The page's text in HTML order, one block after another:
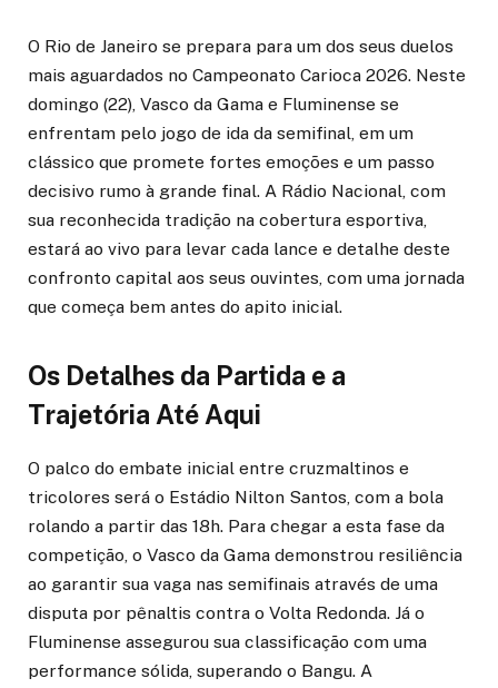
O Rio de Janeiro se prepara para um dos seus duelos
mais aguardados no Campeonato Carioca 2026. Neste
domingo (22), Vasco da Gama e Fluminense se
enfrentam pelo jogo de ida da semifinal, em um
clássico que promete fortes emoções e um passo
decisivo rumo à grande final. A Rádio Nacional, com
sua reconhecida tradição na cobertura esportiva,
estará ao vivo para levar cada lance e detalhe deste
confronto capital aos seus ouvintes, com uma jornada
que começa bem antes do apito inicial.
Os Detalhes da Partida e a
Trajetória Até Aqui
O palco do embate inicial entre cruzmaltinos e
tricolores será o Estádio Nilton Santos, com a bola
rolando a partir das 18h. Para chegar a esta fase da
competição, o Vasco da Gama demonstrou resiliência
ao garantir sua vaga nas semifinais através de uma
disputa por pênaltis contra o Volta Redonda. Já o
Fluminense assegurou sua classificação com uma
performance sólida, superando o Bangu. A